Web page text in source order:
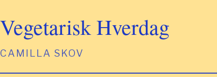
Vegetarisk Hverdag
CAMILLA SKOV